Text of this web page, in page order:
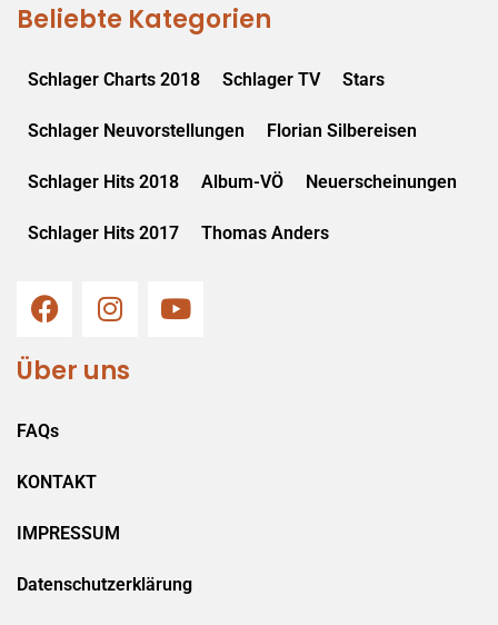
Beliebte Kategorien
Schlager Charts 2018 Schlager TV Stars
Schlager Neuvorstellungen Florian Silbereisen
Schlager Hits 2018 Album-VÖ Neuerscheinungen
Schlager Hits 2017 Thomas Anders
Über uns
FAQs
KONTAKT
IMPRESSUM
Datenschutzerklärung